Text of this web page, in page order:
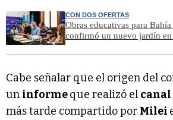
CON DOS OFERTAS
Obras educativas para
confirmó un nuevo jardín en
Cabe señalar que el origen del
un informeque realizó el canal
más tarde compartido por Milei